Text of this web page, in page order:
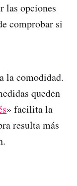
las opciones
comprobar si
la comodidad.
queden
» facilita la
resulta más